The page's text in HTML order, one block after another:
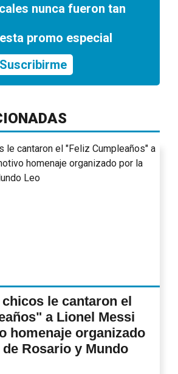
nunca fueron tan
promo especial
Suscribirme
chicos le cantaron el
a Lionel Messi
homenaje organizado
Rosario y Mundo